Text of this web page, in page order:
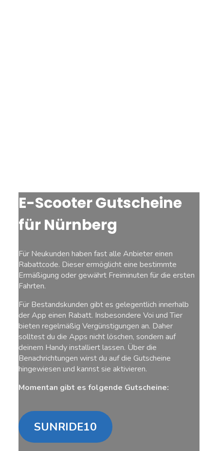
E-Scooter Gutscheine
für Nürnberg
Für Neukunden haben fast alle Anbieter einen
Rabattcode. Dieser ermöglicht eine bestimmte
Ermäßigung oder gewährt Freiminuten für die ersten
Fahrten.
Für Bestandskunden gibt es gelegentlich innerhalb
der App einen Rabatt. Insbesondere Voi und Tier
bieten regelmäßig Vergünstigungen an. Daher
solltest du die Apps nicht löschen, sondern auf
deinem Handy installiert lassen. Über die
Benachrichtungen wirst du auf die Gutscheine
hingewiesen und kannst sie aktivieren.
Momentan gibt es folgende Gutscheine:
SUNRIDE10